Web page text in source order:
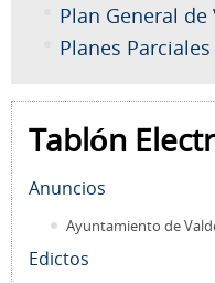
Plan General
Planes Parciales
Tablón
Anuncios
Ayuntamiento de
Edictos